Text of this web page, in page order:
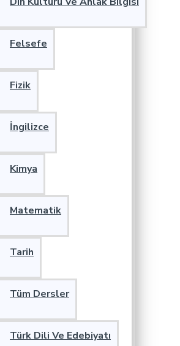
Felsefe
Fizik
İngilizce
Kimya
Matematik
Tarih
Tüm Dersler
Türk Dili Ve Edebiyatı